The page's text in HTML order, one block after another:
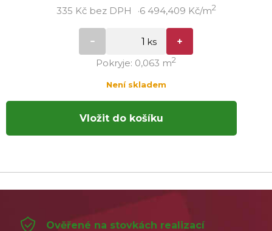
335 Kč bez DPH 6 494,409 Kč/m2
Pokryje: 0,063 m2
Není skladem
Vložit do košíku
Ověřené na stovkách realizací